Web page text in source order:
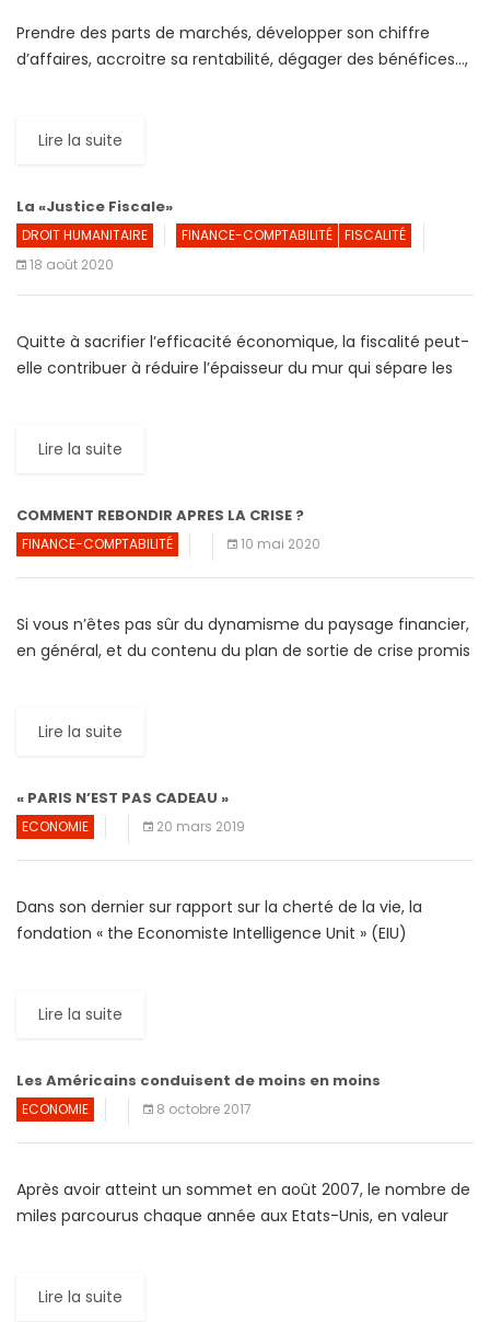
Prendre des parts de marchés, développer son chiffre
d’affaires, accroitre sa rentabilité, dégager des bénéfices…,
Lire la suite
La «Justice Fiscale»
DROIT HUMANITAIRE FINANCE-COMPTABILITÉ
FISCALITÉ
18 août 2020
Quitte à sacrifier l’efficacité économique, la fiscalité peut-
elle contribuer à réduire l’épaisseur du mur qui sépare les
Lire la suite
COMMENT REBONDIR APRES LA CRISE ?
FINANCE-COMPTABILITÉ 10 mai 2020
Si vous n’êtes pas sûr du dynamisme du paysage financier,
en général, et du contenu du plan de sortie de crise promis
Lire la suite
« PARIS N’EST PAS CADEAU »
ECONOMIE 20 mars 2019
Dans son dernier sur rapport sur la cherté de la vie, la
fondation « the Economiste Intelligence Unit » (EIU)
Lire la suite
Les Américains conduisent de moins en moins
ECONOMIE 8 octobre 2017
Après avoir atteint un sommet en août 2007, le nombre de
miles parcourus chaque année aux Etats-Unis, en valeur
Lire la suite